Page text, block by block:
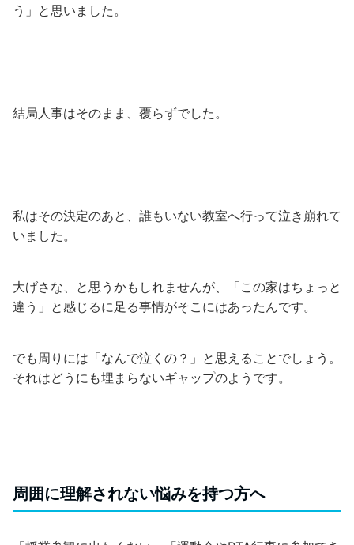
う」と思いました。
結局人事はそのまま、覆らずでした。
私はその決定のあと、誰もいない教室へ行って泣き崩れて
いました。
大げさな、と思うかもしれませんが、「この家はちょっと
違う」と感じるに足る事情がそこにはあったんです。
でも周りには「なんで泣くの？」と思えることでしょう。
それはどうにも埋まらないギャップのようです。
周囲に理解されない悩みを持つ方へ